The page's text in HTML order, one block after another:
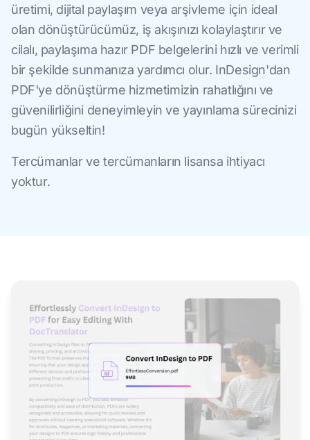
üretimi, dijital paylaşım veya arşivleme için ideal
olan dönüştürücümüz, iş akışınızı kolaylaştırır ve
cilalı, paylaşıma hazır PDF belgelerini hızlı ve verimli
bir şekilde sunmanıza yardımcı olur. InDesign'dan
PDF'ye dönüştürme hizmetimizin rahatlığını ve
güvenilirliğini deneyimleyin ve yayınlama sürecinizi
bugün yükseltin!
Tercümanlar ve tercümanların lisansa ihtiyacı
yoktur.